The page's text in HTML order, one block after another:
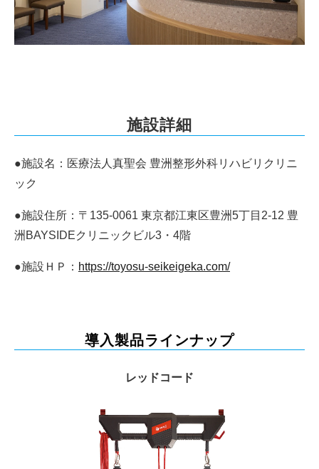
施設詳細
●施設名：医療法人真聖会 豊洲整形外科リハビリクリニ
ック
●施設住所：〒135-0061 東京都江東区豊洲5丁目2-12 豊
洲BAYSIDEクリニックビル3・4階
●施設ＨＰ： https://toyosu-seikeigeka.com/
導入製品ラインナップ
レッドコード